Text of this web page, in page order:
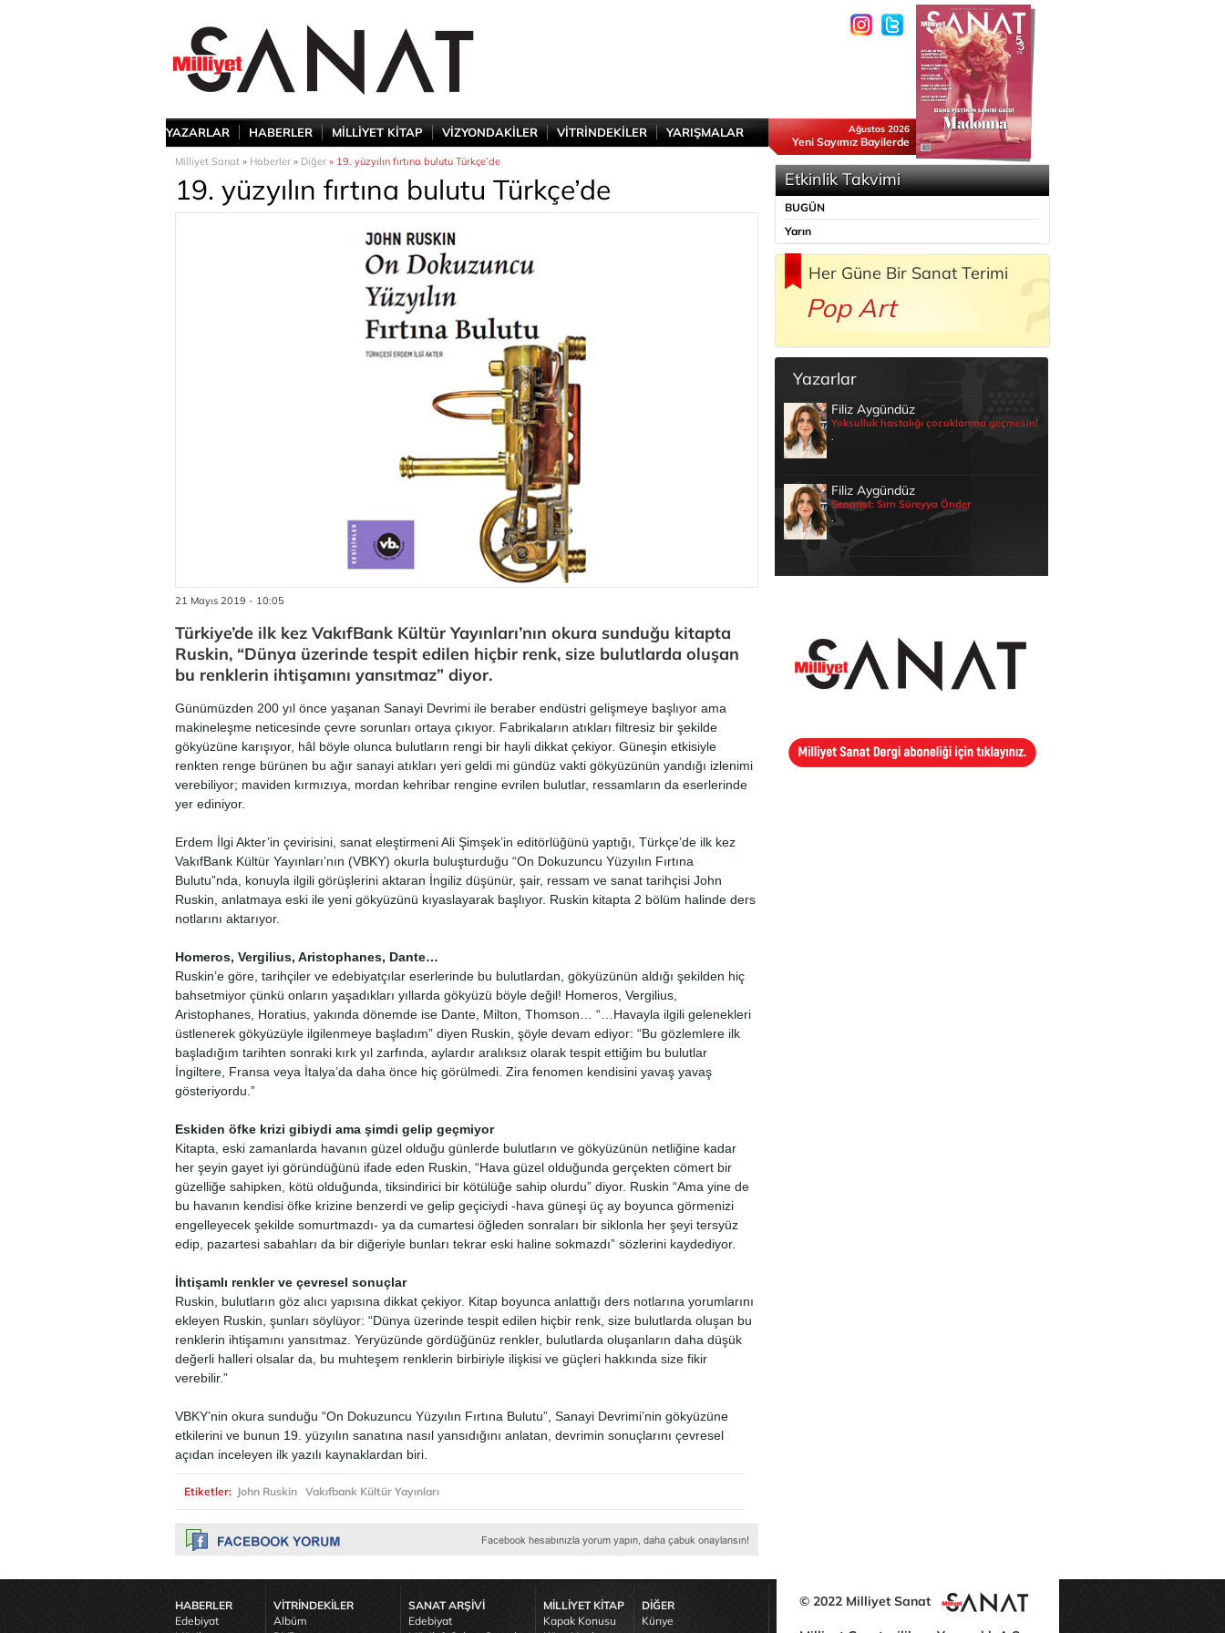
YAZARLAR HABERLER MİLLİYET KİTAP VİZYONDAKİLER VİTRİNDEKİLER YARIŞMALAR Ağustos 2026
Yeni Sayımız Bayilerde
Milliyet Sanat » Haberler » Diğer » 19. yüzyılın fırtına bulutu Türkçe’de
19. yüzyılın fırtına bulutu Türkçe’de
21 Mayıs 2019 - 10:05
Türkiye’de ilk kez VakıfBank Kültür Yayınları’nın okura sunduğu kitapta
Ruskin, “Dünya üzerinde tespit edilen hiçbir renk, size bulutlarda oluşan
bu renklerin ihtişamını yansıtmaz” diyor.
Günümüzden 200 yıl önce yaşanan Sanayi Devrimi ile beraber endüstri gelişmeye başlıyor ama
makineleşme neticesinde çevre sorunları ortaya çıkıyor. Fabrikaların atıkları filtresiz bir şekilde
gökyüzüne karışıyor, hâl böyle olunca bulutların rengi bir hayli dikkat çekiyor. Güneşin etkisiyle
renkten renge bürünen bu ağır sanayi atıkları yeri geldi mi gündüz vakti gökyüzünün yandığı izlenimi
verebiliyor; maviden kırmızıya, mordan kehribar rengine evrilen bulutlar, ressamların da eserlerinde
yer ediniyor.
Erdem İlgi Akter’in çevirisini, sanat eleştirmeni Ali Şimşek’in editörlüğünü yaptığı, Türkçe’de ilk kez
VakıfBank Kültür Yayınları’nın (VBKY) okurla buluşturduğu “On Dokuzuncu Yüzyılın Fırtına
Bulutu”nda, konuyla ilgili görüşlerini aktaran İngiliz düşünür, şair, ressam ve sanat tarihçisi John
Ruskin, anlatmaya eski ile yeni gökyüzünü kıyaslayarak başlıyor. Ruskin kitapta 2 bölüm halinde ders
notlarını aktarıyor.
Homeros, Vergilius, Aristophanes, Dante…
Ruskin’e göre, tarihçiler ve edebiyatçılar eserlerinde bu bulutlardan, gökyüzünün aldığı şekilden hiç
bahsetmiyor çünkü onların yaşadıkları yıllarda gökyüzü böyle değil! Homeros, Vergilius,
Aristophanes, Horatius, yakında dönemde ise Dante, Milton, Thomson… “…Havayla ilgili gelenekleri
üstlenerek gökyüzüyle ilgilenmeye başladım” diyen Ruskin, şöyle devam ediyor: “Bu gözlemlere ilk
başladığım tarihten sonraki kırk yıl zarfında, aylardır aralıksız olarak tespit ettiğim bu bulutlar
İngiltere, Fransa veya İtalya’da daha önce hiç görülmedi. Zira fenomen kendisini yavaş yavaş
gösteriyordu.”
Eskiden öfke krizi gibiydi ama şimdi gelip geçmiyor
Kitapta, eski zamanlarda havanın güzel olduğu günlerde bulutların ve gökyüzünün netliğine kadar
her şeyin gayet iyi göründüğünü ifade eden Ruskin, “Hava güzel olduğunda gerçekten cömert bir
güzelliğe sahipken, kötü olduğunda, tiksindirici bir kötülüğe sahip olurdu” diyor. Ruskin “Ama yine de
bu havanın kendisi öfke krizine benzerdi ve gelip geçiciydi -hava güneşi üç ay boyunca görmenizi
engelleyecek şekilde somurtmazdı- ya da cumartesi öğleden sonraları bir siklonla her şeyi tersyüz
edip, pazartesi sabahları da bir diğeriyle bunları tekrar eski haline sokmazdı” sözlerini kaydediyor.
İhtişamlı renkler ve çevresel sonuçlar
Ruskin, bulutların göz alıcı yapısına dikkat çekiyor. Kitap boyunca anlattığı ders notlarına yorumlarını
ekleyen Ruskin, şunları söylüyor: “Dünya üzerinde tespit edilen hiçbir renk, size bulutlarda oluşan bu
renklerin ihtişamını yansıtmaz. Yeryüzünde gördüğünüz renkler, bulutlarda oluşanların daha düşük
değerli halleri olsalar da, bu muhteşem renklerin birbiriyle ilişkisi ve güçleri hakkında size fikir
verebilir.”
VBKY’nin okura sunduğu “On Dokuzuncu Yüzyılın Fırtına Bulutu”, Sanayi Devrimi’nin gökyüzüne
etkilerini ve bunun 19. yüzyılın sanatına nasıl yansıdığını anlatan, devrimin sonuçlarını çevresel
açıdan inceleyen ilk yazılı kaynaklardan biri.
Etiketler: John Ruskin Vakıfbank Kültür Yayınları
Etkinlik Takvimi
BUGÜN
Yarın
Her Güne Bir Sanat Terimi
Pop Art
Yazarlar
Filiz Aygündüz
Yoksulluk hastalığı çocuklarıma geçmesin!
.
Filiz Aygündüz
Senarist: Sırrı Süreyya Önder
.
HABERLER
Edebiyat
VİTRİNDEKİLER
Albüm
SANAT ARŞİVİ
Edebiyat
MİLLİYET KİTAP
Kapak Konusu
DİĞER
Künye
© 2022 Milliyet Sanat